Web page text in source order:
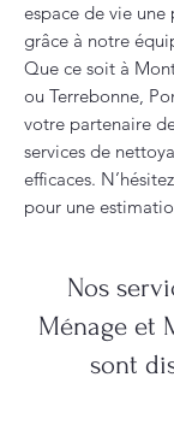
espace de vie
grâce à notre
Que ce soit à
ou Terrebonne,
votre partenaire
services de
efficaces.
pour une
Nos
Ménage et
sont